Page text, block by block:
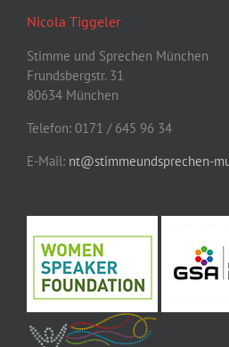
Nicola Tiggeler
Stimme und Sprechen München
Frundsbergstr. 31
80634 München
Telefon: 0171 / 645 96 34
E-Mail: nt@stimmeundsprechen-